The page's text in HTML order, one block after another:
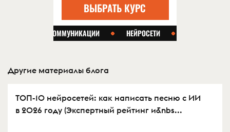
Другие материалы блога
ТОП-10 нейросетей: как написать песню с ИИ
в 2026 году (Экспертный рейтинг и&nbs...